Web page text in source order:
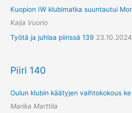
Kuopion IW klubimatka suuntautui
Kaija Vuorio
Työtä ja juhlaa piirissä 139 23.10.2024
Piiri 140
Oulun klubin käätyjen vaihtokokous
Marika Marttila